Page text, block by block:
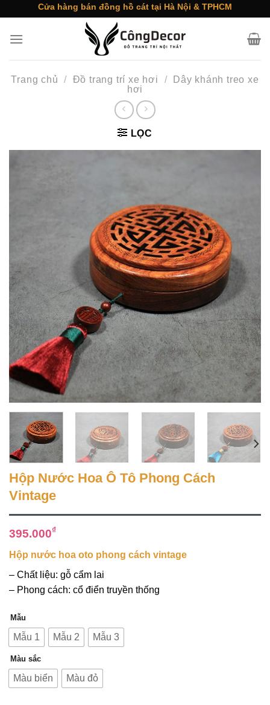
content
Cửa hàng bán đồng hồ cát tại Hà Nội & TPHCM
Trang chủ / Đồ trang trí xe hơi /
Dây khánh treo xe
hơi
LỌC
Hộp Nước Hoa Ô Tô Phong Cách
Vintage
395.000₫
Hộp nước hoa oto phong cách vintage
– Chất liệu: gỗ cẩm lai
– Phong cách: cổ điển truyền thống
Mẫu
Mẫu 1 Mẫu 2 Mẫu 3
Màu sắc
Màu biển Màu đỏ